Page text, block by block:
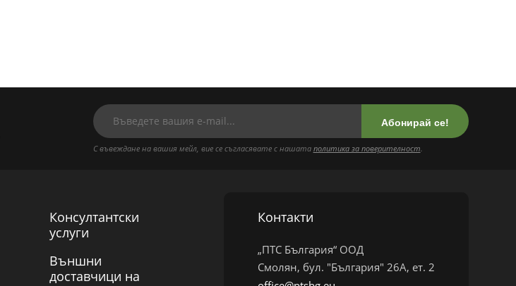
Абонирай се!
С въвеждане на вашия мейл, вие се съгласявате с нашата политика за поверителност.
Консултантски
услуги
Външни
доставчици на
Контакти
„ПТС България“ ООД
Смолян, бул. "България" 26А, ет. 2